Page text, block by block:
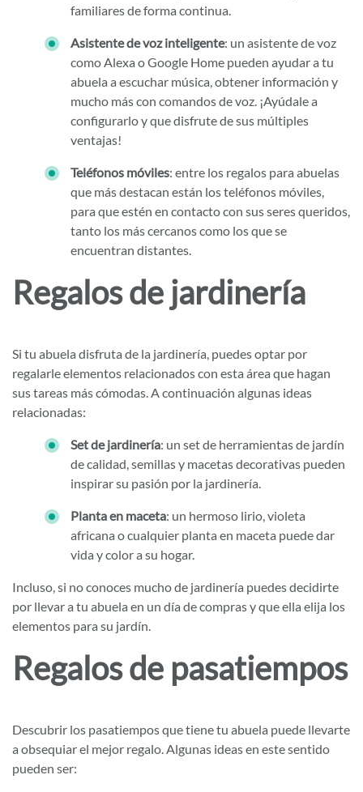
familiares de forma continua.
Asistente de voz inteligente: un asistente de voz
como Alexa o Google Home pueden ayudar a tu
abuela a escuchar música, obtener información y
mucho más con comandos de voz. ¡Ayúdale a
configurarlo y que disfrute de sus múltiples
ventajas!
Teléfonos móviles: entre los regalos para abuelas
que más destacan están los teléfonos móviles,
para que estén en contacto con sus seres queridos,
tanto los más cercanos como los que se
encuentran distantes.
Regalos de jardinería
Si tu abuela disfruta de la jardinería, puedes optar por
regalarle elementos relacionados con esta área que hagan
sus tareas más cómodas. A continuación algunas ideas
relacionadas:
Set de jardinería: un set de herramientas de jardín
de calidad, semillas y macetas decorativas pueden
inspirar su pasión por la jardinería.
Planta en maceta: un hermoso lirio, violeta
africana o cualquier planta en maceta puede dar
vida y color a su hogar.
Incluso, si no conoces mucho de jardinería puedes decidirte
por llevar a tu abuela en un día de compras y que ella elija los
elementos para su jardín.
Regalos de pasatiempos
Descubrir los pasatiempos que tiene tu abuela puede llevarte
a obsequiar el mejor regalo. Algunas ideas en este sentido
pueden ser: